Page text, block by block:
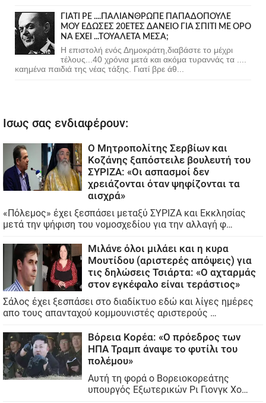
ΓΙΑΤΙ ΡΕ ....ΠΑΛΙΑΝΘΡΩΠΕ ΠΑΠΑΔΟΠΟΥΛΕ
ΜΟΥ ΕΔΩΣΕΣ 20ΕΤΕΣ ΔΑΝΕΙΟ ΓΙΑ ΣΠΙΤΙ ΜΕ ΟΡΟ
ΝΑ ΕΧΕΙ ...ΤΟΥΑΛΕΤΑ ΜΕΣΑ;
Η επιστολή ενός Δημοκράτη,διαβάστε το μέχρι
τέλους...40 χρόνια μετά και ακόμα τυραννάς τα ....
καημένα παιδιά της νέας τάξης. Γιατί βρε άθ...